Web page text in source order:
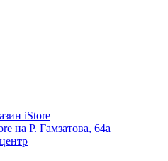
iStore
на Р. Гамзатова, 64а